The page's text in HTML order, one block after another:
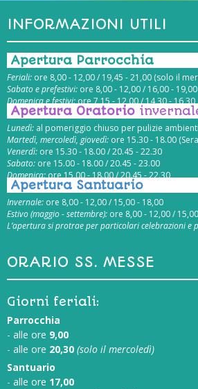
INFORMAZIONI UTILI
Apertura Parrocchia
Feriali: ore 8,00 - 12,00 / 19,45 - 21,00 (solo il
Sabato e prefestivi: ore 8,00 - 12,00 / 16,00 - 19,00
Domenica e festivi:ore 7,15 - 12,00 / 14,30 - 16,30
Apertura Oratorio
Lunedì: al pomeriggio chiuso per pulizie
Martedì, mercoledì, giovedì: ore 15.30 - 18.00
Venerdì: ore 15.30 - 18.00 / 20.45 - 22.30
Sabato: ore 15.00 - 18.00 / 20.45 - 23.00
Domenica:ore 15.00 - 18.00 / 20.45 - 22.30
Apertura Santuario
Invernale: ore 8,00 - 12,00 / 15,00 - 18,00
Estivo (maggio - settembre): ore 8,00 - 12,00 /
L’apertura si protrae per particolari celebrazioni e
ORARIO SS. MESSE
Giorni feriali:
Parrocchia
- alle ore 9,00
- alle ore 20,30 (solo il mercoledì)
Santuario
- alle ore 17,00